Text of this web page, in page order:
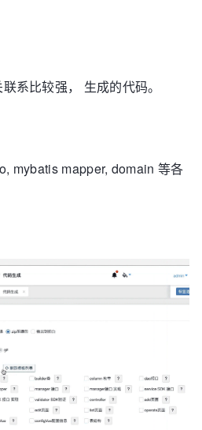
系比较强， 生成的代码。
mybatis mapper, domain 等各